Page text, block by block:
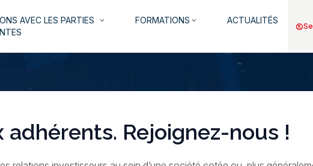
AVEC LES PARTIES
keyboard_arrow_down FORMATIONS keyboard_arrow_down ACTUALITÉS
account_circle
Rejoignez-nous !